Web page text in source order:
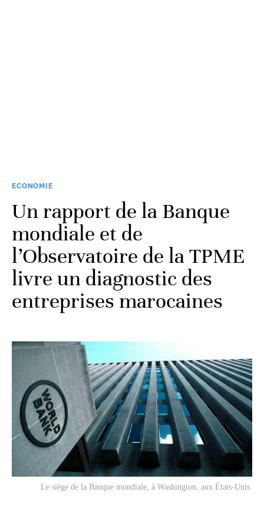
ECONOMIE
Un rapport de la Banque
mondiale et de
l’Observatoire de la TPME
livre un diagnostic des
entreprises marocaines
Le siège de la Banque mondiale, à Washington, aux États-Unis.